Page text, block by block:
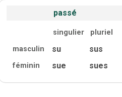
passé
singulier
pluriel
masculin
su sus
féminin sue sues